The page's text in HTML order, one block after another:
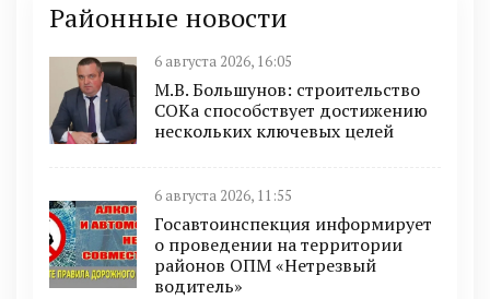
Районные новости
6 августа 2026, 16:05
М.В. Большунов: строительство
СОКа способствует достижению
нескольких ключевых целей
6 августа 2026, 11:55
Госавтоинспекция информирует
о проведении на территории
районов ОПМ «Нетрезвый
водитель»